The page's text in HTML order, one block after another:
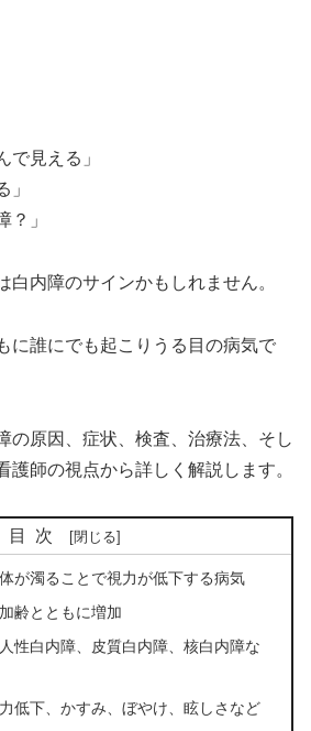
で見える」
」
？」
白内障のサインかもしれません。
に誰にでも起こりうる目の病気で
の原因、症状、検査、治療法、そし
護師の視点から詳しく解説します。
目次
が濁ることで視力が低下する病気
齢とともに増加
性白内障、皮質白内障、核白内障な
低下、かすみ、ぼやけ、眩しさなど